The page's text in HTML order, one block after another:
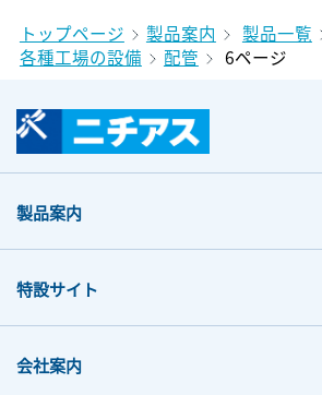
トップページ 製品案内
製品一覧
各種工場の設備
配管 6ページ
製品案内
特設サイト
会社案内